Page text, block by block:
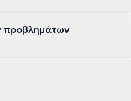
προβλημάτων